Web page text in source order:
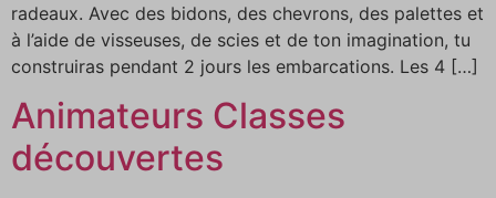
radeaux. Avec des bidons, des chevrons, des palettes et
à l’aide de visseuses, de scies et de ton imagination, tu
construiras pendant 2 jours les embarcations. Les 4 […]
Animateurs Classes
découvertes